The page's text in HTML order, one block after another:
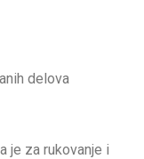
delova
je za rukovanje i